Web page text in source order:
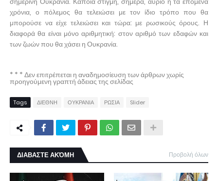
χρόνια, ο πόλεμος θα τελειώσει με τον ίδιο τρόπο που θα
μπορούσε να είχε τελειώσει και τώρα: με ρωσικούς όρους. Η
διαφορά θα είναι μόνο αριθμητική: στον αριθμό των εδαφών και
των ζωών που θα χάσει η Ουκρανία.
* * * Δεν επιτρέπεται η αναδημοσίευση των άρθρων χωρίς
προηγούμενη γραπτή άδειας της σελίδας
Tags ΔΙΕΘΝΗ ΟΥΚΡΑΝΙΑ ΡΩΣΙΑ Slider
ΔΙΑΒΑΣΤΕ ΑΚΌΜΗ Προβολή όλων